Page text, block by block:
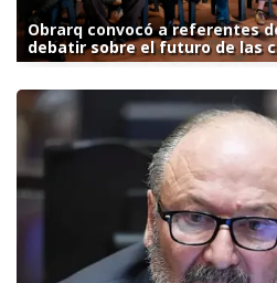
Obrarq convocó a referentes
debatir sobre el futuro de las